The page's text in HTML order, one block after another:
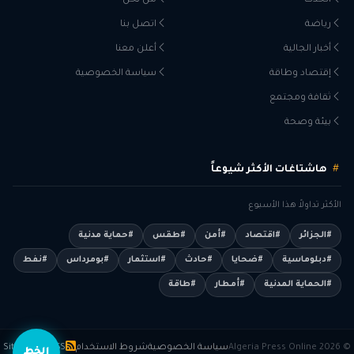
رياضة
أخبار الجالية
إقتصاد وطاقة
ثقافة ومجتمع
بيئة وصحة
اتصل بنا
أعلن معنا
سياسة الخصوصية
هاشتاغات الأكثر شيوعاً
الأكثر تداولاً هذا الأسبوع
#الجزائر #اقتصاد #أمن #طقس #حماية مدنية
#دبلوماسية #ضحايا #حادث #استثمار #بومرداس #نفط
#الحماية المدنية #أمطار #طاقة
© 2026 Algeria Press Online سياسة الخصوصيةشروط الاستخدام RSS
Sitemap